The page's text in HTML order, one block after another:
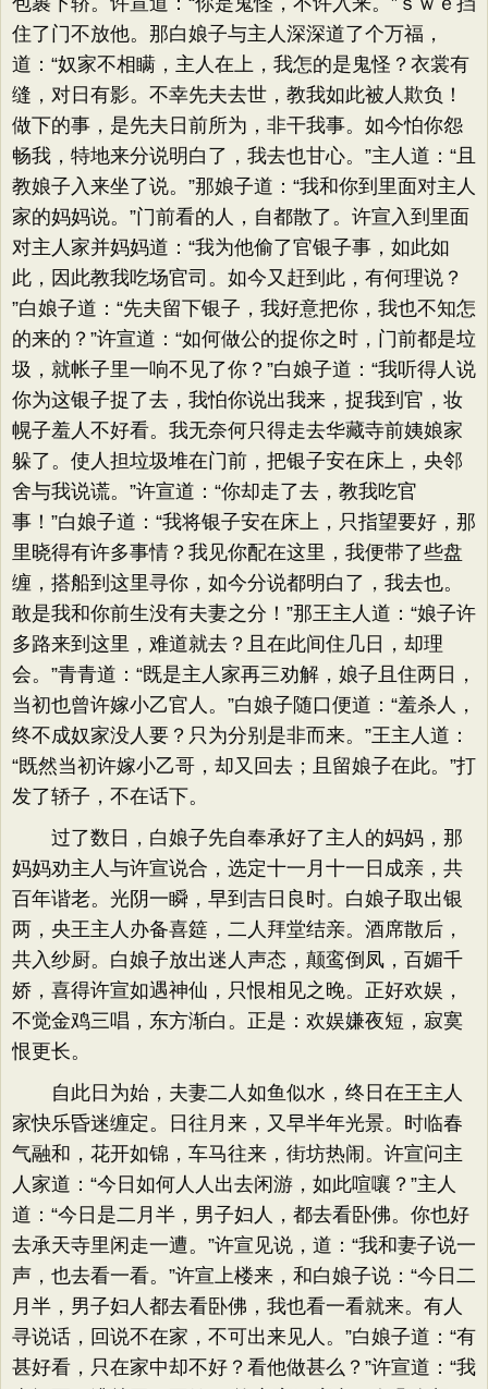
住了门不放他。那白娘子与主人深深道了个万福，
道：​“奴家不相瞒，主人在上，我怎的是鬼怪？衣裳有
缝，对日有影。不幸先夫去世，教我如此被人欺负！
做下的事，是先夫日前所为，非干我事。如今怕你怨
畅我，特地来分说明白了，我去也甘心。​”主人道：​“且
教娘子入来坐了说。​”那娘子道：​“我和你到里面对主人
家的妈妈说。​”门前看的人，自都散了。许宣入到里面
对主人家并妈妈道：​“我为他偷了官银子事，如此如
此，因此教我吃场官司。如今又赶到此，有何理说？​
”白娘子道：​“先夫留下银子，我好意把你，我也不知怎
的来的？​”许宣道：​“如何做公的捉你之时，门前都是垃
圾，就帐子里一响不见了你？​”白娘子道：​“我听得人说
你为这银子捉了去，我怕你说出我来，捉我到官，妆
幌子羞人不好看。我无奈何只得走去华藏寺前姨娘家
躲了。使人担垃圾堆在门前，把银子安在床上，央邻
舍与我说谎。​”许宣道：​“你却走了去，教我吃官
事！”白娘子道：​“我将银子安在床上，只指望要好，那
里晓得有许多事情？我见你配在这里，我便带了些盘
缠，搭船到这里寻你，如今分说都明白了，我去也。
敢是我和你前生没有夫妻之分！”那王主人道：​“娘子许
多路来到这里，难道就去？且在此间住几日，却理
会。​”青青道：​“既是主人家再三劝解，娘子且住两日，
当初也曾许嫁小乙官人。​”白娘子随口便道：​“羞杀人，
终不成奴家没人要？只为分别是非而来。​”王主人道：​
“既然当初许嫁小乙哥，却又回去；且留娘子在此。​”打
发了轿子，不在话下。
过了数日，白娘子先自奉承好了主人的妈妈，那
妈妈劝主人与许宣说合，选定十一月十一日成亲，共
百年谐老。光阴一瞬，早到吉日良时。白娘子取出银
两，央王主人办备喜筵，二人拜堂结亲。酒席散后，
共入纱厨。白娘子放出迷人声态，颠鸾倒凤，百媚千
娇，喜得许宣如遇神仙，只恨相见之晚。正好欢娱，
不觉金鸡三唱，东方渐白。正是：欢娱嫌夜短，寂寞
恨更长。
自此日为始，夫妻二人如鱼似水，终日在王主人
家快乐昏迷缠定。日往月来，又早半年光景。时临春
气融和，花开如锦，车马往来，街坊热闹。许宣问主
人家道：​“今日如何人人出去闲游，如此喧嚷？​”主人
道：​“今日是二月半，男子妇人，都去看卧佛。你也好
去承天寺里闲走一遭。​”许宣见说，道：​“我和妻子说一
声，也去看一看。​”许宣上楼来，和白娘子说：​“今日二
月半，男子妇人都去看卧佛，我也看一看就来。有人
寻说话，回说不在家，不可出来见人。​”白娘子道：​“有
甚好看，只在家中却不好？看他做甚么？​”许宣道：​“我